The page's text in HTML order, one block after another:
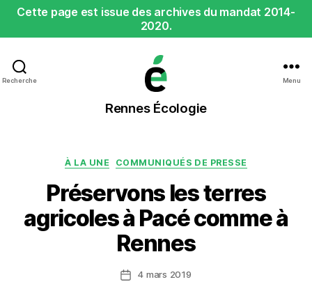
Cette page est issue des archives du mandat 2014-
2020.
Recherche
Rennes
Écologie
Rennes Écologie
Menu
Catégories
À LA UNE COMMUNIQUÉS DE PRESSE
Préservons les terres
agricoles à Pacé comme à
Rennes
Date4 mars 2019